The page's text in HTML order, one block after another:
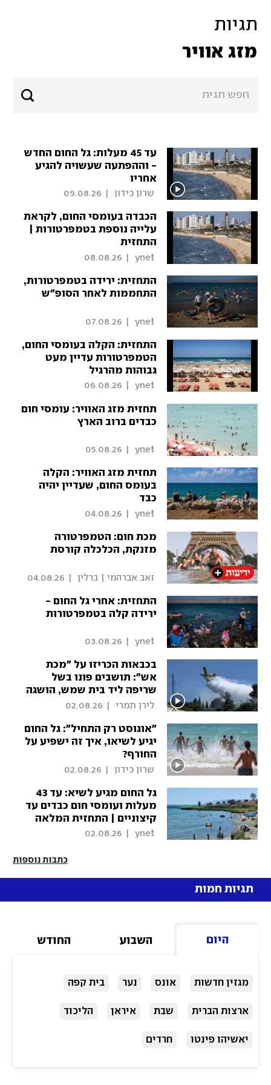
תגיות
מזג אוויר
עד 45 מעלות: גל החום החדש
- וההפתעה שעשויה להגיע
אחריו
שרון כידון 09.08.26
הכבדה בעומסי החום, לקראת
עלייה נוספת בטמפרטורות |
התחזית
08.08.26
התחזית: ירידה בטמפרטורות,
התחממות לאחר הסופ"ש
07.08.26
התחזית: הקלה בעומסי החום,
הטמפרטורות עדיין מעט
גבוהות מהרגיל
06.08.26
תחזית מזג האוויר: עומסי חום
כבדים ברוב הארץ
05.08.26
תחזית מזג האוויר: הקלה
בעומס החום, שעדיין יהיה
כבד
04.08.26
מכת חום: הטמפרטורה
מזנקת, הכלכלה קורסת
זאב אברהמי | ברלין 04.08.26
התחזית: אחרי גל החום -
ירידה קלה בטמפרטורות
03.08.26
בכבאות הכריזו על "מכת
אש": תושבים פונו בשל
שריפה ליד בית שמש, הושגה
שליטה
לירן תמרי 02.08.26
"אוגוסט רק התחיל": גל החום
יגיע לשיאו, איך זה ישפיע על
החורף?
שרון כידון 02.08.26
גל החום מגיע לשיא: עד 43
מעלות ועומסי חום כבדים עד
קיצוניים | התחזית המלאה
02.08.26
כתבות נוספות
תגיות חמות
היום השבוע החודש
מגזין חדשות אונס נער בית קפה
ארצות הברית שבת איראן הליכוד
יאשיהו פינטו חרדים